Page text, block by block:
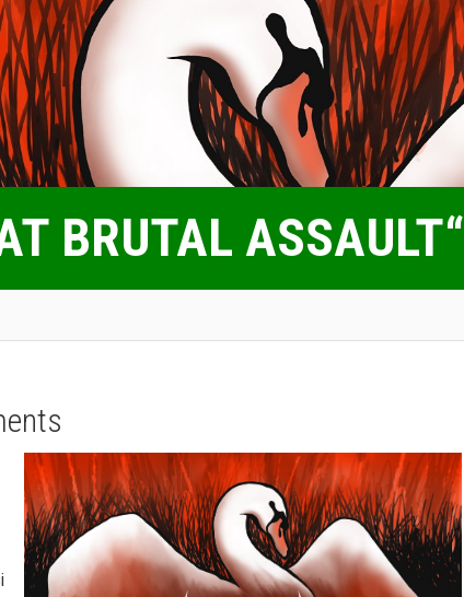
BRUTAL ASSAULT“